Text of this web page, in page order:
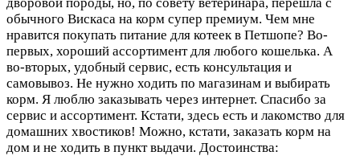
обычного Вискаса на корм супер премиум. Чем мне
нравится покупать питание для котеек в Петшопе? Во-
первых, хороший ассортимент для любого кошелька. А
во-вторых, удобный сервис, есть консультация и
самовывоз. Не нужно ходить по магазинам и выбирать
корм. Я люблю заказывать через интернет. Спасибо за
сервис и ассортимент. Кстати, здесь есть и лакомство для
домашних хвостиков! Можно, кстати, заказать корм на
дом и не ходить в пункт выдачи. Достоинства: